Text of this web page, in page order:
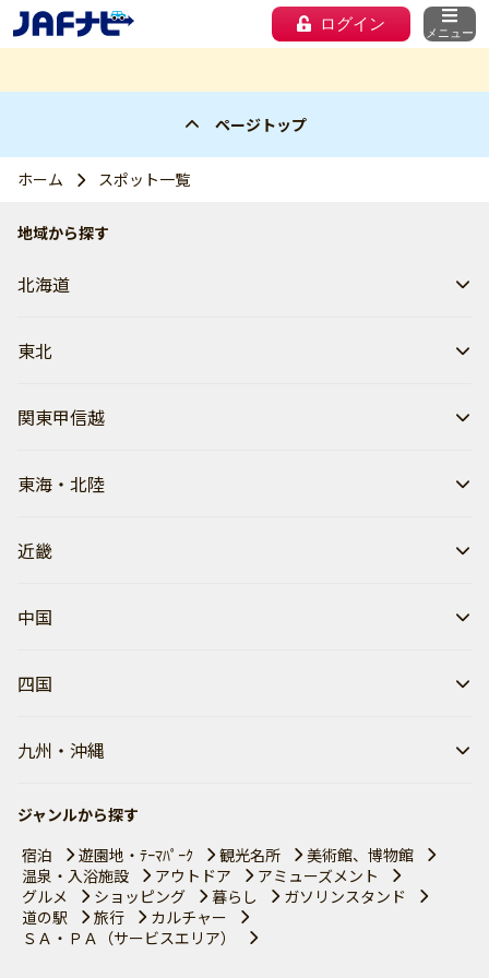
ログイン メニュー
ページトップ
ホーム スポット一覧
地域から探す
北海道
東北
関東甲信越
東海・北陸
近畿
中国
四国
九州・沖縄
ジャンルから探す
宿泊
遊園地・ﾃｰﾏﾊﾟｰｸ 観光名所
美術館、博物館
温泉・入浴施設
アウトドア
アミューズメント
グルメ
ショッピング 暮らし
ガソリンスタンド
道の駅
旅行
カルチャー
ＳＡ・ＰＡ（サービスエリア）